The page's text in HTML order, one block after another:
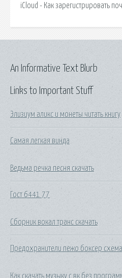
iCloud - Как зарегистрировать
Links to Important Stuff
Элизиум аликс и монеты читать книгу
Самая легкая винда
Ведьма речка песня скачать
Гост 6441 77
Сборник вокал транс скачать
Предохранители пежо боксер схема
Как скачать музыку с вк без
An Informative Text Blurb